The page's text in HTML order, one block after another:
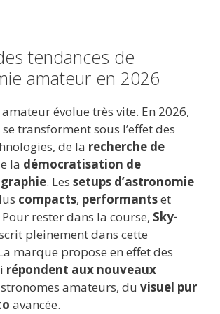
tendances de
amateur en 2026
évolue très vite. En 2026,
transforment sous l’effet des
de la recherche de
la démocratisation de
. Les setups d’astronomie
compacts, performantset
Pour rester dans la course, Sky-
pleinement dans cette
marque propose en effet des
répondent aux nouveaux
amateurs, du visuel pur
avancée.